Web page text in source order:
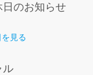
日のお知らせ
見る
ル